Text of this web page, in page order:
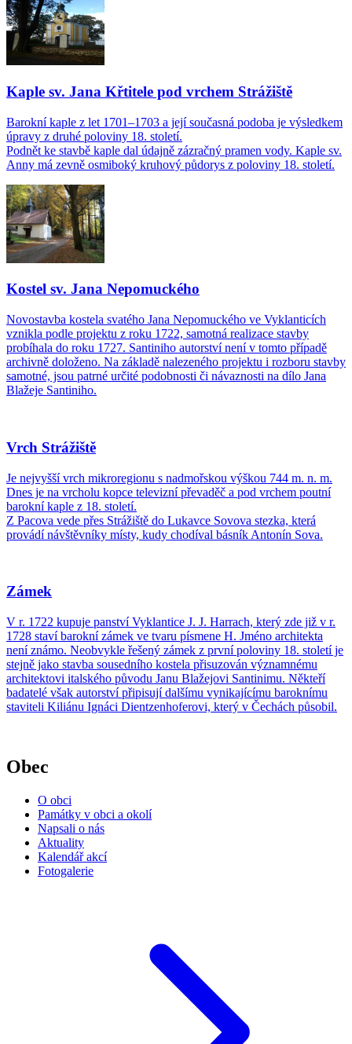
Kaple sv. Jana Křtitele pod vrchem Strážiště
Barokní kaple z let 1701–1703 a její současná podoba je výsledkem
úpravy z druhé poloviny 18. století.
Podnět ke stavbě kaple dal údajně zázračný pramen vody. Kaple sv.
Anny má zevně osmiboký kruhový půdorys z poloviny 18. století.
Kostel sv. Jana Nepomuckého
Novostavba kostela svatého Jana Nepomuckého ve Vyklanticích
vznikla podle projektu z roku 1722, samotná realizace stavby
probíhala do roku 1727. Santiniho autorství není v tomto případě
archivně doloženo. Na základě nalezeného projektu i rozboru stavby
samotné, jsou patrné určité podobnosti či návaznosti na dílo Jana
Blažeje Santiniho.
Vrch Strážiště
Je nejvyšší vrch mikroregionu s nadmořskou výškou 744 m. n. m.
Dnes je na vrcholu kopce televizní převaděč a pod vrchem poutní
barokní kaple z 18. století.
Z Pacova vede přes Strážiště do Lukavce Sovova stezka, která
provádí návštěvníky místy, kudy chodíval básník Antonín Sova.
Zámek
V r. 1722 kupuje panství Vyklantice J. J. Harrach, který zde již v r.
1728 staví barokní zámek ve tvaru písmene H. Jméno architekta
není známo. Neobvykle řešený zámek z první poloviny 18. století je
stejně jako stavba sousedního kostela přisuzován významnému
architektovi italského původu Janu Blažejovi Santinimu. Někteří
badatelé však autorství připisují dalšímu vynikajícímu baroknímu
staviteli Kiliánu Ignáci Dientzenhoferovi, který v Čechách působil.
Obec
O obci
Památky v obci a okolí
Napsali o nás
Aktuality
Kalendář akcí
Fotogalerie